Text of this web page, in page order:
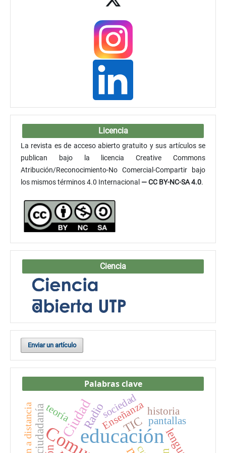
Licencia
La revista es de acceso abierto gratuito y sus artículos se
publican bajo la licencia Creative Commons
Atribución/Reconocimiento-No Comercial-Compartir bajo
los mismos términos 4.0 Internacional — CC BY-NC-SA 4.0.
Ciencia
Enviar un artículo
Palabras clave
educación
Ciudad
ciudadanía TIC
RadioEnseñanza pantallas
teoría sociedad historia